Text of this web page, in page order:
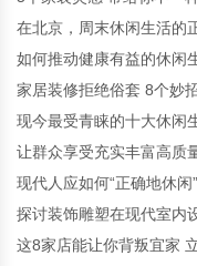
在北京，周末休闲生活的
如何推动健康有益的休闲
家居装修拒绝俗套 8个妙
现今最受青睐的十大休闲
让群众享受充实丰富高质
现代人应如何“正确地休闲
探讨装饰雕塑在现代室内
这8家店能让你背叛宜家